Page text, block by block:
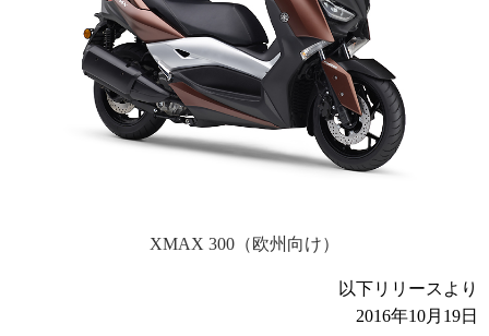
XMAX 300（欧州向け）
以下リリースより
2016年10月19日